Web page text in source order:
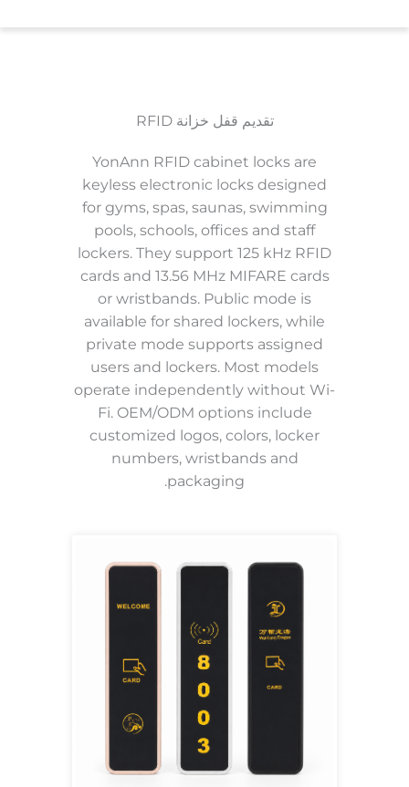
تقديم قفل خزانة RFID
YonAnn RFID cabinet locks are
keyless electronic locks designed
for gyms, spas, saunas, swimming
pools, schools, offices and staff
lockers. They support 125 kHz RFID
cards and 13.56 MHz MIFARE cards
or wristbands. Public mode is
available for shared lockers, while
private mode supports assigned
users and lockers. Most models
operate independently without Wi-
Fi. OEM/ODM options include
customized logos, colors, locker
numbers, wristbands and
packaging.